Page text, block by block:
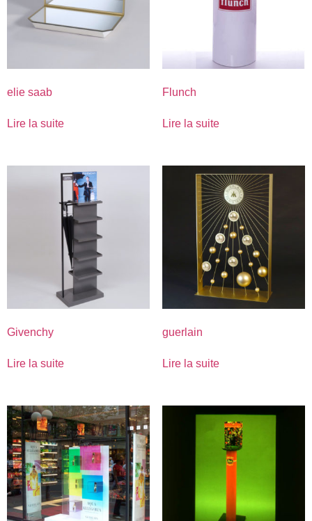
elie saab
Lire la suite
Flunch
Lire la suite
Givenchy
Lire la suite
guerlain
Lire la suite